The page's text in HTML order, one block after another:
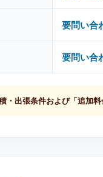
要問い合
要問い合
・出張条件および「追加